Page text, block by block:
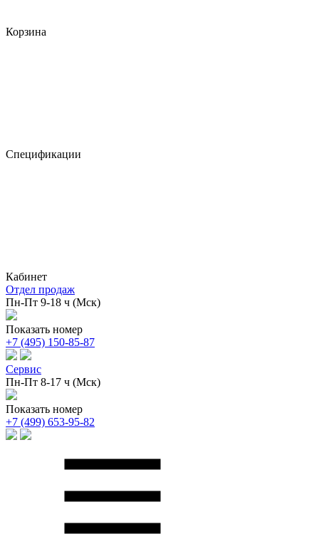
Корзина
Спецификации
Кабинет
Отдел продаж
Пн-Пт 9-18 ч (Мск)
Показать номер
+7 (495) 150-85-87
Сервис
Пн-Пт 8-17 ч (Мск)
Показать номер
+7 (499) 653-95-82